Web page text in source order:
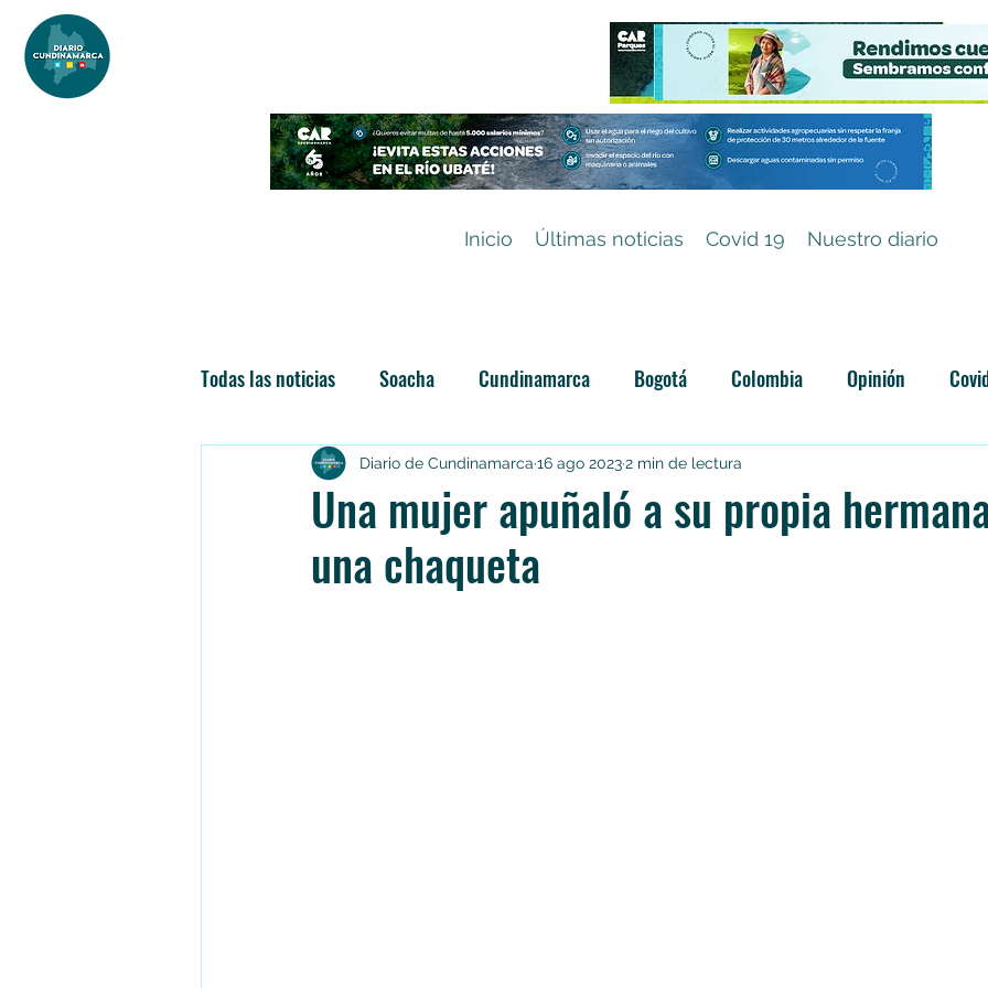
Inicio Últimas noticias Covid 19 Nuestro diario
Todas las noticias Soacha Cundinamarca Bogotá Colombia Opinión
Las nuevas soachunidades Categoría sin título
Una mujer apuñaló a su propia
una chaqueta
Diario de Cundinamarca 16 ago 20232 min de lectura